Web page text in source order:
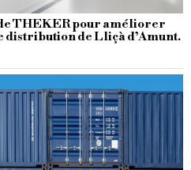
THEKER pour améliorer
distribution de Lliçà d’Amunt.